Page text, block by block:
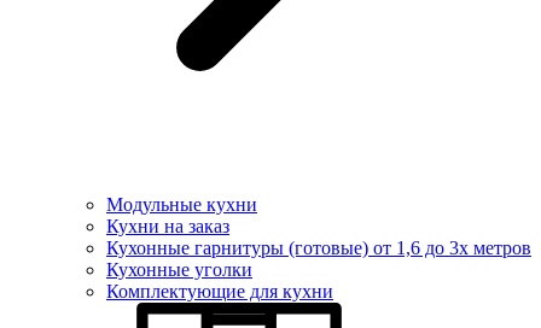
Модульные кухни
Кухни на заказ
Кухонные гарнитуры (готовые) от 1,6 до 3х метров
Кухонные уголки
Комплектующие для кухни